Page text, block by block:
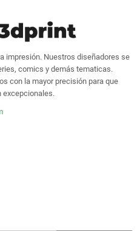
impresión. Nuestros diseñadores se
comics y demás tematicas.
con la mayor precisión para que
excepcionales.